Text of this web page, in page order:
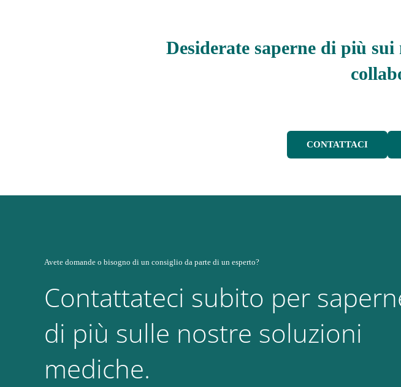
Desiderate saperne di più
CONTATTACI
Avete domande o bisogno di un consiglio da parte di un esperto?
Contattateci subito per
di più sulle nostre soluzioni
mediche.